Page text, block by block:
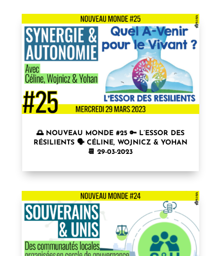
🌅 NOUVEAU MONDE #25 🔑 L’ESSOR DES
RÉSILIENTS 🗣 CÉLINE, WOJNICZ & YOHAN
📆 29-03-2023